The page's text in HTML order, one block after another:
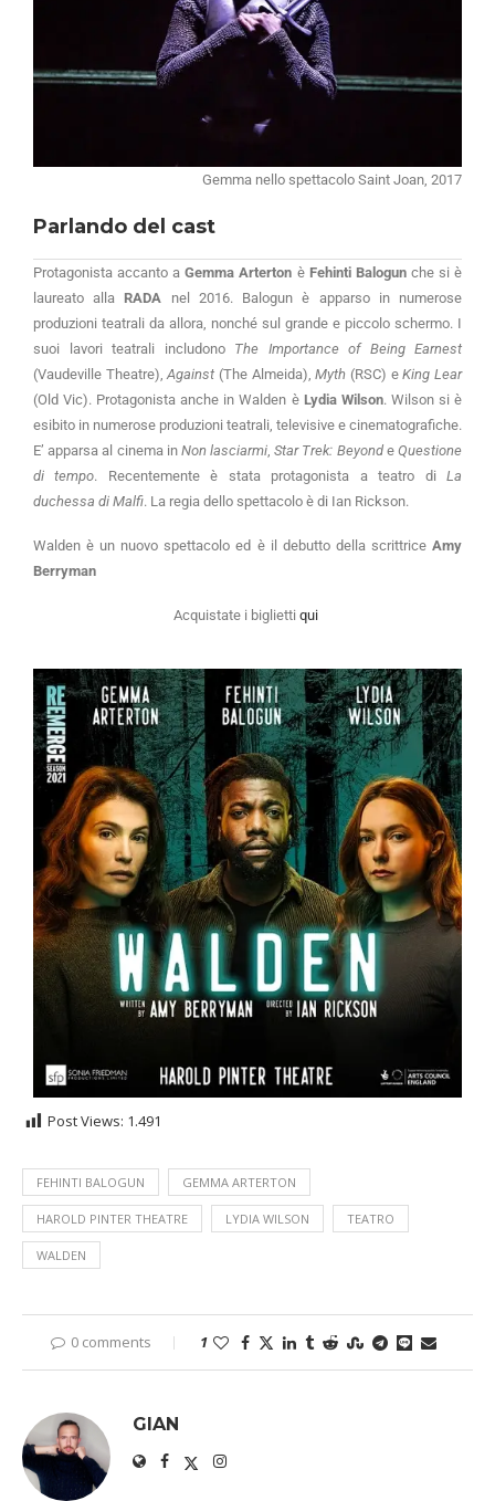
Gemma nello spettacolo Saint Joan, 2017
Parlando del cast
Protagonista accanto aGemma Arterton è Fehinti Balogunche si è
laureato alla RADA nel 2016. Balogun è apparso in numerose
produzioni teatrali da allora, nonché sul grande e piccolo schermo. I
suoi lavori teatrali includono The Importance of Being Earnest
(Vaudeville Theatre),Against (The Almeida),Myth (RSC) eKing Lear
(Old Vic). Protagonista anche in Walden è Lydia Wilson. Wilson si è
esibito in numerose produzioni teatrali, televisive e cinematografiche.
E’ apparsa al cinema in Non lasciarmi,Star Trek: BeyondeQuestione
di tempo. Recentemente è stata protagonista a teatro diLa
duchessa di Malfi. La regia dello spettacolo è di Ian Rickson.
Walden è un nuovo spettacolo ed è il debutto della scrittrice Amy
Berryman
Acquistate i biglietti qui
Post Views: 1.491
FEHINTI BALOGUN GEMMA ARTERTON
HAROLD PINTER THEATRE LYDIA WILSON TEATRO
WALDEN
0 comments 1
GIAN